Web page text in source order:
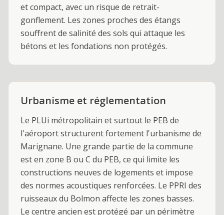
et compact, avec un risque de retrait-
gonflement. Les zones proches des étangs
souffrent de salinité des sols qui attaque les
bétons et les fondations non protégés.
Urbanisme et réglementation
Le PLUi métropolitain et surtout le PEB de
l'aéroport structurent fortement l'urbanisme de
Marignane. Une grande partie de la commune
est en zone B ou C du PEB, ce qui limite les
constructions neuves de logements et impose
des normes acoustiques renforcées. Le PPRI des
ruisseaux du Bolmon affecte les zones basses.
Le centre ancien est protégé par un périmètre